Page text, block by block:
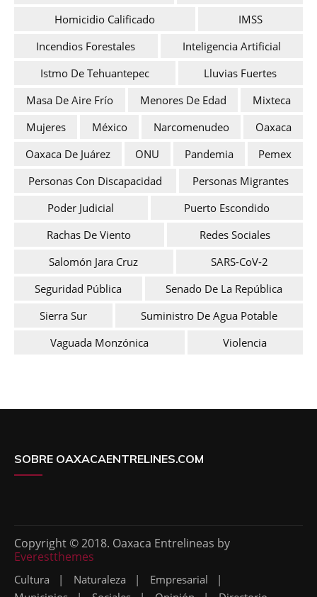
Homicidio Calificado
IMSS
Incendios Forestales
Inteligencia Artificial
Istmo De Tehuantepec
Lluvias Fuertes
Masa De Aire Frío
Menores De Edad
Mixteca
Mujeres
México Narcomenudeo
Oaxaca
Oaxaca De Juárez
ONU Pandemia
Pemex
Personas Con Discapacidad
Personas Migrantes
Poder Judicial
Puerto Escondido
Rachas De Viento
Redes Sociales
Salomón Jara Cruz
SARS-CoV-2
Seguridad Pública
Senado De La República
Sierra Sur
Suministro De Agua Potable
Vaguada Monzónica
Violencia
SOBRE OAXACAENTRELINES.COM
Copyright © 2018. Oaxaca Entrelineas by
Everestthemes
Cultura Naturaleza
Empresarial